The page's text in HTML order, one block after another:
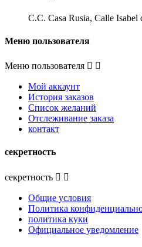
C.C. Casa Rusia, Calle Isabel
Меню пользователя
Меню пользователя  
Мой аккаунт
История заказов
Список желаний
Отслеживание заказа
контакт
секретность
секретность  
Общие условия
Политика
политика куки
Официальное уведомление